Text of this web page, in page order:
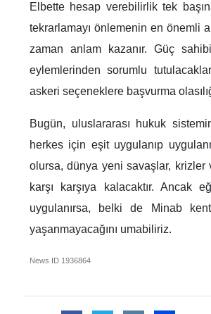
Elbette hesap verebilirlik tek
tekrarlamayı önlemenin en önemli
zaman anlam kazanır. Güç
eylemlerinden sorumlu
askeri seçeneklere başvurma
Bugün, uluslararası hukuk
herkes için eşit uygulanıp
olursa, dünya yeni savaşlar,
karşı karşıya kalacaktır. Ancak
uygulanırsa, belki de Minab
yaşanmayacağını umabiliriz.
News ID 1936864